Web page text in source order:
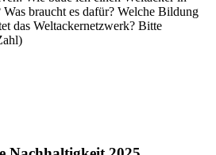
braucht es dafür? Welche Bildung
das Weltackernetzwerk? Bitte